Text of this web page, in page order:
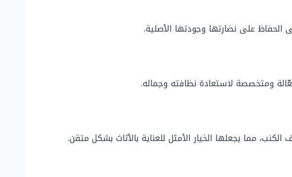
على نضارتها وجودتها الأصلية.
ومتخصصة لاستعادة نظافته وجماله.
مما يجعلها الخيار الأمثل للعناية بالأثاث بشكل متقن.